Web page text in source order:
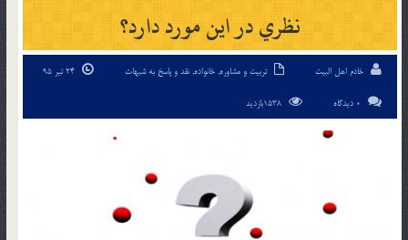
نظري در اين مورد دارد؟
خادم اهل البیت تربیت و مشاوره, خانواده, نقد و پاسخ به شبهات
0 دیدگاه